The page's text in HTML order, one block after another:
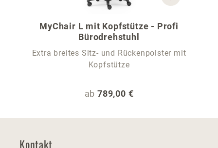
MyChair L mit Kopfstütze - Profi
Bürodrehstuhl
Extra breites Sitz- und Rückenpolster mit
Kopfstütze
Regulärer Preis:
ab 789,00 €
Kontakt